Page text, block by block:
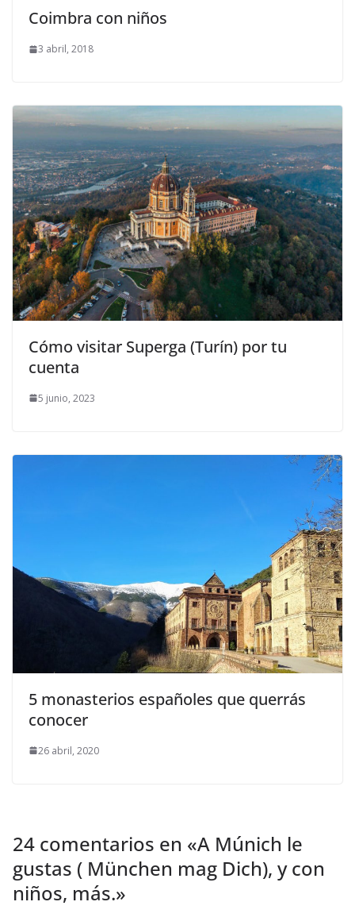
Coimbra con niños
3 abril, 2018
Cómo visitar Superga (Turín) por tu
cuenta
5 junio, 2023
5 monasterios españoles que querrás
conocer
26 abril, 2020
24 comentarios en «A Múnich le
gustas ( München mag Dich), y con
niños, más.»